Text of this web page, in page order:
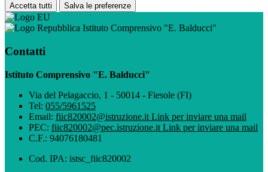
Accetta tutti Salva le preferenze
Istituto Comprensivo "E. Balducci"
Contatti
Istituto Comprensivo "E. Balducci"
Via del Pelagaccio, 1 - 50014 - Fiesole (FI)
Tel: 055/5961525
Email: fiic820002@istruzione.it Link per inviare una mail
PEC: fiic820002@pec.istruzione.it Link per inviare una mail
C.F.: 94076180481
Cod. IPA: istsc_fiic820002